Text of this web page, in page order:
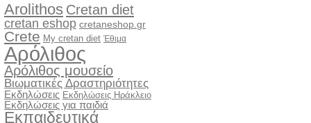
Arolithos Cretan diet
cretan eshop cretaneshop.gr
Crete My cretan diet Έθιμα
Αρόλιθος
Αρόλιθος μουσείο
Βιωματικές Δραστηριότητες
Εκδηλώσεις Εκδηλώσεις Ηράκλειο
Εκδηλώσεις για παιδιά
Εκπαιδευτικά